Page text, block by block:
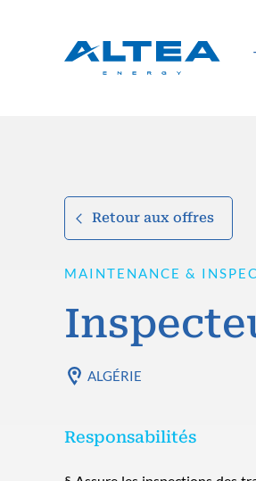
Retour aux offres
MAINTENANCE &
ALGÉRIE
Responsabilités